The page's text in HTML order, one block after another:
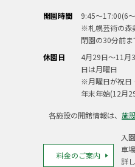
開園時間
9:45～17:00(6
※札幌芸術の森
閉園の30分前ま
休園日
4月29日～11月
日は月曜日
※月曜日が祝日
年末年始(12月
各施設の開館情報は、 施
料金のご案内
入
車
詳